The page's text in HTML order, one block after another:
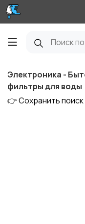
Электроника -
фильтры для воды
👉 Сохранить поиск